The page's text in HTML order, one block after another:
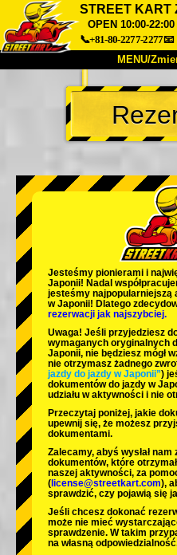
STREET KART
OPEN 10:00-22:00
📞+81-80-2277-2277📧
MENU/
O nas
Dojazd
Zmień
Tokyo Akihabara#2
Tokyo Shibuya Annex
Tokyo Asakusa
Okinawa
Jesteśmy pionierami i
Japonii! Nadal
jesteśmy najpopularniejszą
w Japonii! Dlatego
rezerwacji jak najszybciej.
Uwaga! Jeśli przyjedziesz
wymaganych oryginalnych
Japonii, nie będziesz mógł
nie otrzymasz żadnego
jazdy do jazdy w Japonii”)
dokumentów do jazdy w
udziału w aktywności i nie
Przeczytaj poniżej, jakie
upewnij się, że możesz
dokumentami.
Zalecamy, abyś wysłał
dokumentów, które
naszej aktywności, za
( license@streetkart.com),
sprawdzić, czy pojawią się
Jeśli chcesz dokonać
może nie mieć
sprawdzenie. W takim
na własną